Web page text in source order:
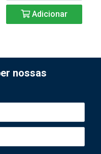
Adicionar
nossas